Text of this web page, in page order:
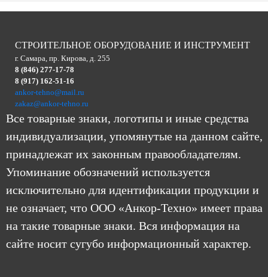
СТРОИТЕЛЬНОЕ ОБОРУДОВАНИЕ И ИНСТРУМЕНТ
г. Самара, пр. Кирова, д. 255
8 (846) 277-17-78
8 (917) 162-51-16
ankor-tehno@mail.ru
zakaz@ankor-tehno.ru
Все товарные знаки, логотипы и иные средства
индивидуализации, упомянутые на данном сайте,
принадлежат их законным правообладателям.
Упоминание обозначений используется
исключительно для идентификации продукции и
не означает, что ООО «Анкор-Техно» имеет права
на такие товарные знаки. Вся информация на
сайте носит сугубо информационный характер.